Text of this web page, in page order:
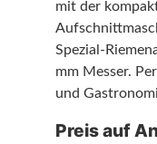
mit der
Spezial-
mm Messer.
und
Preis auf